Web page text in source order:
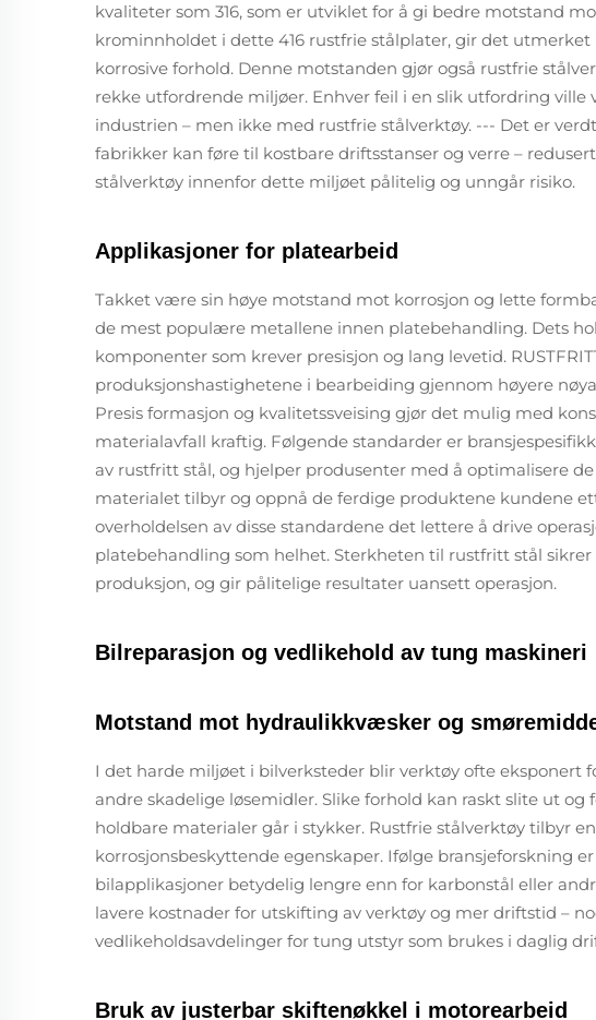
kvaliteter som 316, som er utviklet for å gi bedre motstand
krominnholdet i dette 416 rustfrie stålplater, gir det
korrosive forhold. Denne motstanden gjør også rustfrie
rekke utfordrende miljøer. Enhver feil i en slik utfordring
industrien – men ikke med rustfrie stålverktøy. --- Det er
fabrikker kan føre til kostbare driftsstanser og verre –
stålverktøy innenfor dette miljøet pålitelig og unngår risiko.
Applikasjoner for platearbeid
Takket være sin høye motstand mot korrosjon og lette
de mest populære metallene innen platebehandling. Dets
komponenter som krever presisjon og lang levetid.
produksjonshastighetene i bearbeiding gjennom høyere
Presis formasjon og kvalitetssveising gjør det mulig med
materialavfall kraftig. Følgende standarder er
av rustfritt stål, og hjelper produsenter med å optimalisere
materialet tilbyr og oppnå de ferdige produktene kundene
overholdelsen av disse standardene det lettere å drive
platebehandling som helhet. Sterkheten til rustfritt stål
produksjon, og gir pålitelige resultater uansett operasjon.
Bilreparasjon og vedlikehold av tung maskineri
Motstand mot hydraulikkvæsker og
I det harde miljøet i bilverksteder blir verktøy ofte eksponert
andre skadelige løsemidler. Slike forhold kan raskt slite ut
holdbare materialer går i stykker. Rustfrie stålverktøy tilbyr
korrosjonsbeskyttende egenskaper. Ifølge bransjeforskning
bilapplikasjoner betydelig lengre enn for karbonstål eller
lavere kostnader for utskifting av verktøy og mer driftstid –
vedlikeholdsavdelinger for tung utstyr som brukes i daglig
Bruk av justerbar skiftenøkkel i motorearbeid